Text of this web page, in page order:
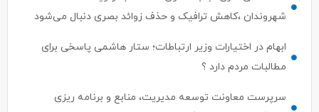
ابهام در اختیارات وزیر ارتباطات؛ ستار هاشمی پاسخی برای
سرپرست معاونت توسعه مدیریت، منابع و برنامه ریزی